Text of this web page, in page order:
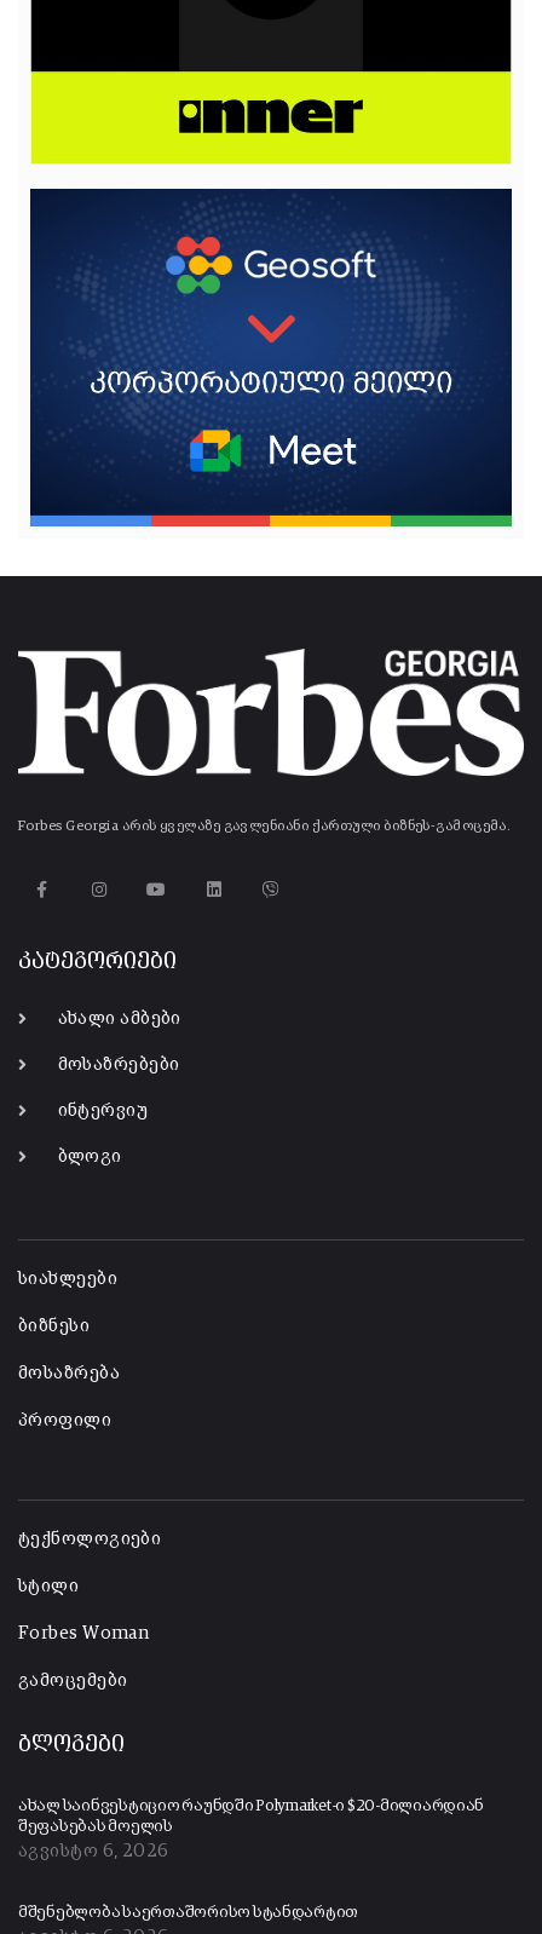
Forbes Georgia არის ყველაზე გავლენიანი ქართული ბიზნეს-გამოცემა.
კატეგორიები
ახალი ამბები
მოსაზრებები
ინტერვიუ
ბლოგი
სიახლეები
ბიზნესი
მოსაზრება
პროფილი
ტექნოლოგიები
სტილი
Forbes Woman
გამოცემები
ბლოგები
ახალ საინვესტიციო რაუნდში Polymarket-ი $20-მილიარდიან
შეფასებას მოელის
აგვისტო 6, 2026
მშენებლობა საერთაშორისო სტანდარტით